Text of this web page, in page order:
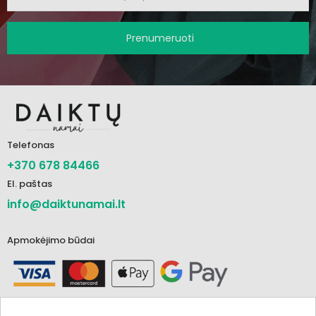
Prenumeruoti
Telefonas
+370 678 84466
El. paštas
info@daiktunamai.lt
Apmokėjimo būdai